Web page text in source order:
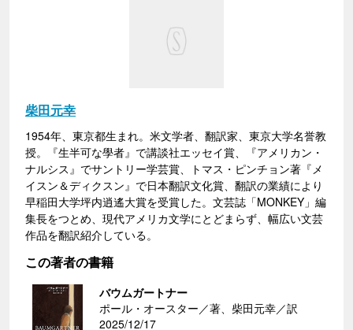
柴田元幸
1954年、東京都生まれ。米文学者、翻訳家、東京大学名誉教
授。『生半可な學者』で講談社エッセイ賞、『アメリカン・
ナルシス』でサントリー学芸賞、トマス・ピンチョン著『メ
イスン＆ディクスン』で日本翻訳文化賞、翻訳の業績により
早稲田大学坪内逍遙大賞を受賞した。文芸誌「MONKEY」編
集長をつとめ、現代アメリカ文学にとどまらず、幅広い文芸
作品を翻訳紹介している。
この著者の書籍
バウムガートナー
ポール・オースター／著、柴田元幸／訳
2025/12/17